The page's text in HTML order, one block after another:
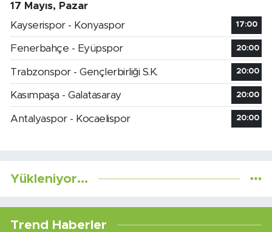
17 Mayıs, Pazar
Kayserispor - Konyaspor
17:00
Fenerbahçe - Eyüpspor 20:00
Trabzonspor - Gençlerbirliği S.K. 20:00
Kasımpaşa - Galatasaray 20:00
Antalyaspor - Kocaelispor 20:00
Yükleniyor...
Trend Haberler